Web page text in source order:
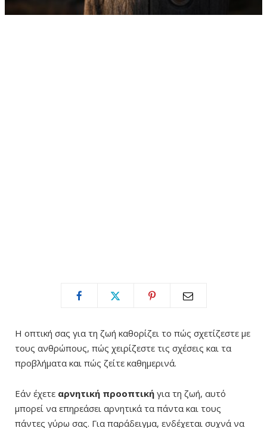
Η οπτική σας για τη ζωή καθορίζει το πώς σχετίζεστε με
τους ανθρώπους, πώς χειρίζεστε τις σχέσεις και τα
προβλήματα και πώς ζείτε καθημερινά.
Εάν έχετε αρνητική προοπτική για τη ζωή, αυτό
μπορεί να επηρεάσει αρνητικά τα πάντα και τους
πάντες γύρω σας. Για παράδειγμα, ενδέχεται συχνά να